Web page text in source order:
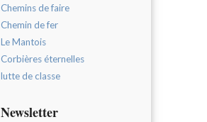
Chemins de faire
Chemin de fer
Le Mantois
Corbières éternelles
lutte de classe
Newsletter